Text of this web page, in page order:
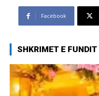
Facebook
SHKRIMET E FUNDIT